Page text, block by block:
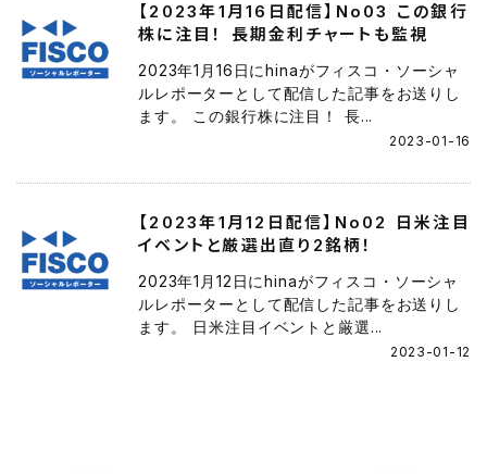
【2023年1月16日配信】No03 この銀行
株に注目！ 長期金利チャートも監視
2023年1月16日にhinaがフィスコ・ソーシャ
ルレポーターとして配信した記事をお送りし
ます。 この銀行株に注目！ 長...
2023-01-16
【2023年1月12日配信】No02 日米注目
イベントと厳選出直り2銘柄！
2023年1月12日にhinaがフィスコ・ソーシャ
ルレポーターとして配信した記事をお送りし
ます。 日米注目イベントと厳選...
2023-01-12